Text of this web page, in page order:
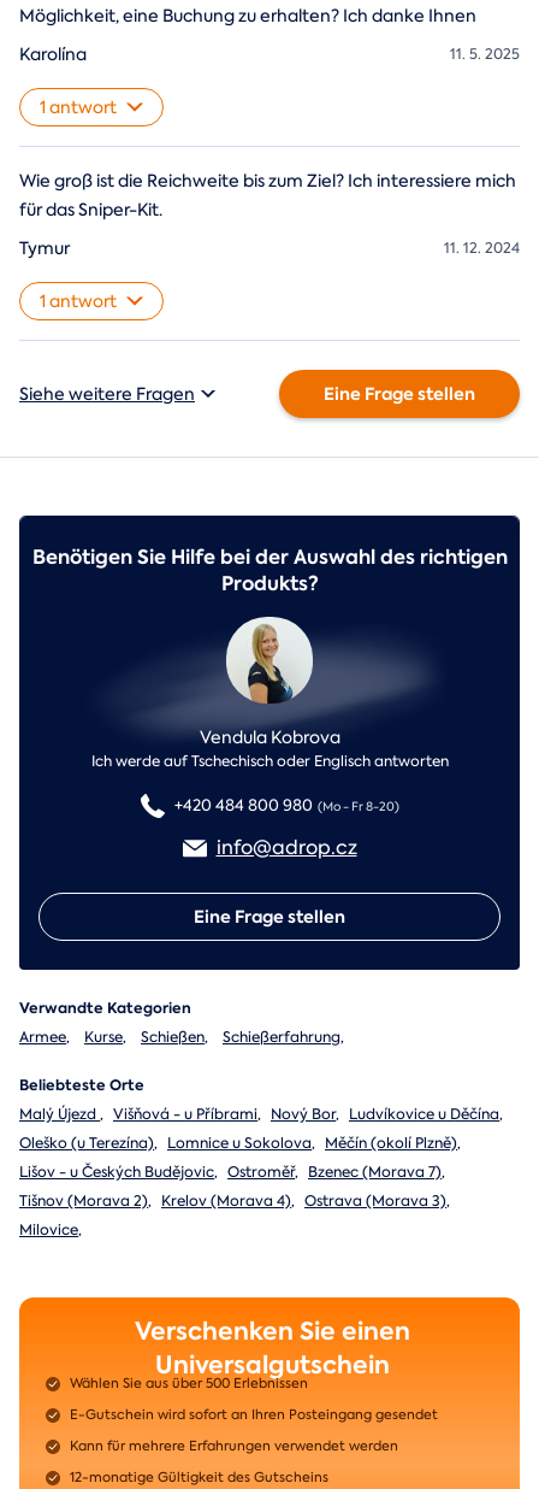
Möglichkeit, eine Buchung zu erhalten? Ich danke Ihnen
11. 5. 2025
Karolína
1 antwort
Wie groß ist die Reichweite bis zum Ziel? Ich interessiere mich
für das Sniper-Kit.
11. 12. 2024
Tymur
1 antwort
Siehe weitere Fragen Eine Frage stellen
Benötigen Sie Hilfe bei der Auswahl des richtigen
Produkts?
Vendula Kobrova
Ich werde auf Tschechisch oder Englisch antworten
+420 484 800 980 (Mo - Fr 8-20)
info@adrop.cz
Eine Frage stellen
Verwandte Kategorien
Armee, Kurse, Schießen, Schießerfahrung,
Beliebteste Orte
Malý Újezd, Višňová - u Příbrami, Nový Bor, Ludvíkovice u Děčína,
Oleško (u Terezína), Lomnice u Sokolova, Měčín (okolí Plzně),
Lišov - u Českých Budějovic, Ostroměř, Bzenec (Morava 7),
Tišnov (Morava 2), Krelov (Morava 4), Ostrava (Morava 3),
Milovice,
Verschenken Sie einen
Universalgutschein
Wählen Sie aus über 500 Erlebnissen
E-Gutschein wird sofort an Ihren Posteingang gesendet
Kann für mehrere Erfahrungen verwendet werden
12-monatige Gültigkeit des Gutscheins